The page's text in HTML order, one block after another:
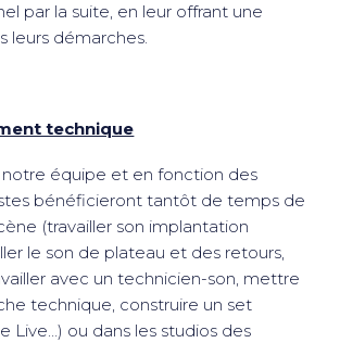
par la suite, en leur offrant une
leurs démarches.
technique
notre équipe et en fonction des
bénéficieront tantôt de temps de
(travailler son implantation
le son de plateau et des retours,
avec un technicien-son, mettre
technique, construire un set
Live…) ou dans les studios des